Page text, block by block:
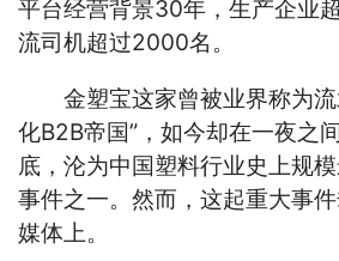
平台经营背景30年，生产企业
流司机超过2000名。
金塑宝这家曾被业界称为流
化B2B帝国”，如今却在一夜之
底，沦为中国塑料行业史上规
事件之一。然而，这起重大事
媒体上。